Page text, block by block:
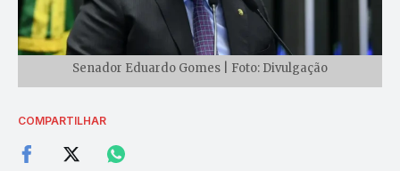
Senador Eduardo Gomes | Foto: Divulgação
COMPARTILHAR